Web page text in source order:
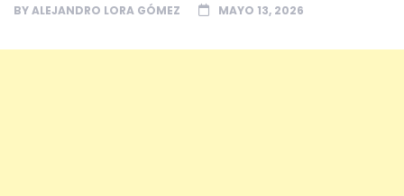
BYALEJANDRO LORA GÓMEZ MAYO 13, 2026